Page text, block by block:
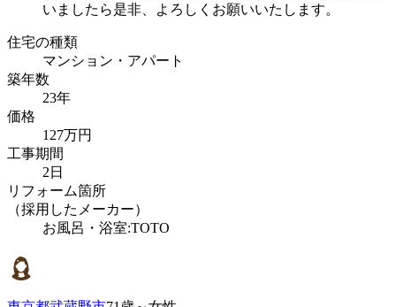
いましたら是非、よろしくお願いいたします。
住宅の種類
マンション・アパート
築年数
23年
価格
127万円
工事期間
2日
リフォーム箇所
（採用したメーカー）
お風呂・浴室:TOTO